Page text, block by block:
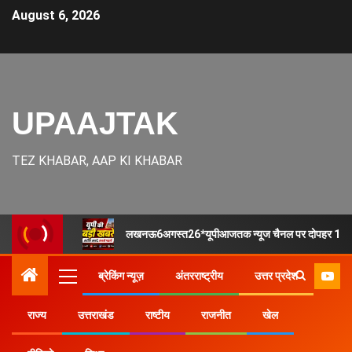
August 6, 2026
UPAAJTAK
TEZ KHABAR, AAP KI KHABAR
लखनऊ6अगस्त26*यूपीआजतक न्यूज चैनल पर दोपहर 1
ब्रेकिंग न्यूज़ अंतरराष्ट्रीय उत्तर प्रदेश
राज्य उत्तराखंड राष्टीय राजनीत खेल